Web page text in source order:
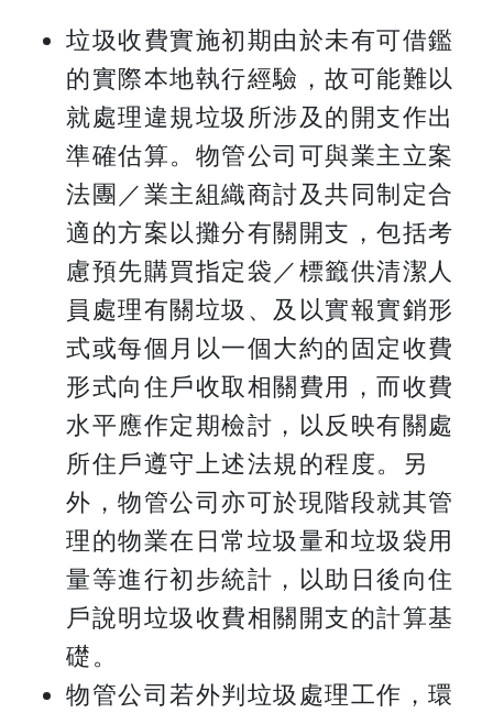
垃圾收費實施初期由於未有可借鑑
的實際本地執行經驗，故可能難以
就處理違規垃圾所涉及的開支作出
準確估算。物管公司可與業主立案
法團／業主組織商討及共同制定合
適的方案以攤分有關開支，包括考
慮預先購買指定袋／標籤供清潔人
員處理有關垃圾、及以實報實銷形
式或每個月以一個大約的固定收費
形式向住戶收取相關費用，而收費
水平應作定期檢討，以反映有關處
所住戶遵守上述法規的程度。另
外，物管公司亦可於現階段就其管
理的物業在日常垃圾量和垃圾袋用
量等進行初步統計，以助日後向住
戶說明垃圾收費相關開支的計算基
礎。
物管公司若外判垃圾處理工作，環